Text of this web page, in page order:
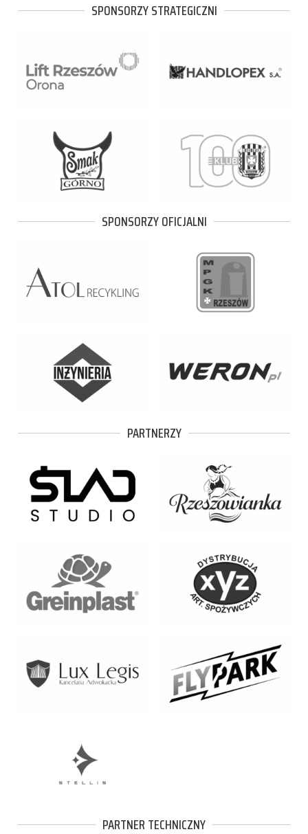
SPONSORZY STRATEGICZNI
SPONSORZY OFICJALNI
PARTNERZY
PARTNER TECHNICZNY